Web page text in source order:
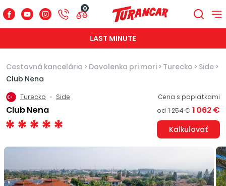
0
LAST MINUTE
Cestovná kancelária > Dovolenka pri mori > Turecko > Side >
Club Nena
Turecko Side
Club Nena
Cena s poplatkami
od 1 254 € 1 062 €
Kalkulovať